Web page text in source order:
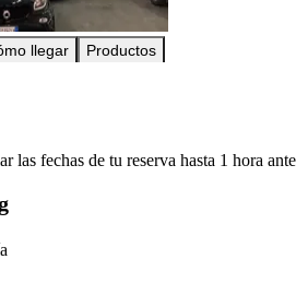
llegar Productos
las fechas de tu reserva hasta 1 hora